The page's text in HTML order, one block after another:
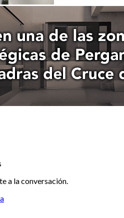
a la conversación.